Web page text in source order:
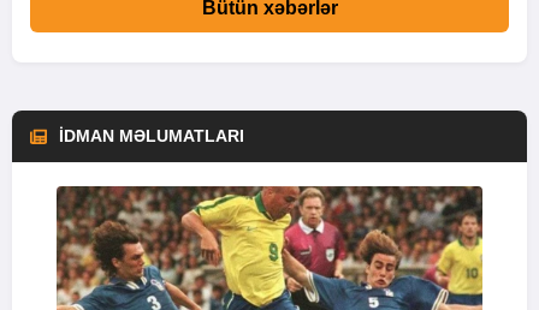
Bütün xəbərlər
İDMAN MƏLUMATLARI